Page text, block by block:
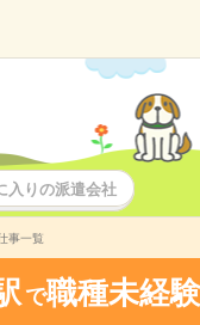
入りの派遣会社
事一覧
で職種未経